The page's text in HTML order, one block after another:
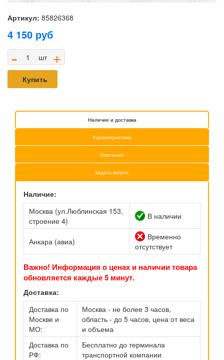
Артикул: 85826368
4 150 руб
- шт +
Купить
Наличие и доставка
Характеристики
Описание
Задать вопрос
Наличие:
Москва (ул.Люблинская 153,
строение 4)
В наличии
Анкара (авиа)
Временно
отсутствует
Важно! Информация о ценах и наличии товара
обновляется каждые 5 минут.
Доставка:
Доставка по
Москве и
МО:
Москва - не более 3 часов,
область - до 5 часов, цена от веса
и объема
Доставка по
РФ:
Бесплатно до терминала
транспортной компании